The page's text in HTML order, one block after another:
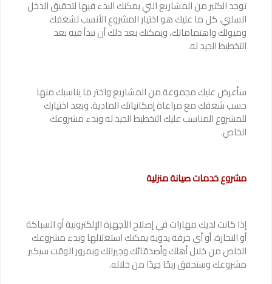
توجد الكثير من المشاريع التي يمكنك البدء فيها لتحقيق الدخل
السلبي، كل ما عليك هو اختيار المشروع الأنسب لشغفك
وميولك واهتماماتك، ويمكنك بعد ذلك أن تبدأ فيه بعد
التخطيط الجيد له.
سأعرض عليك مجموعة من المشاريع واختر ما يناسبك منها
حسب شغفك مع مراعاة إمكانياتك المادية، وبعد اختيارك
للمشروع المناسب عليك التخطيط الجيد له وبدء مشروعك
الخاص.
مشروع خدمات صيانة منزلية
إذا كانت لديك مهارات في إصلاح الأجهزة الإلكترونية أو السباكة
أو النجارة، أو أي حرفة يدوية يمكنك استغلالها وبدء مشروعك
الخاص من خلال أهلك وأصدقائك وجيرانك وبمرور الوقت سيكبر
مشروعك وستحقق ربحًا جيدًا من خلاله.